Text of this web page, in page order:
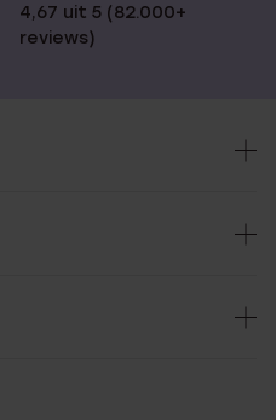
4,67 uit 5 (82.000+
reviews)